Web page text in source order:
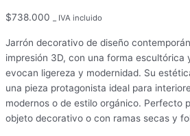
$738.000 _ IVA incluido
Jarrón decorativo de diseño
impresión 3D, con una forma escultórica
evocan ligereza y modernidad. Su
una pieza protagonista ideal para
modernos o de estilo orgánico. Perfecto
objeto decorativo o con ramas secas y